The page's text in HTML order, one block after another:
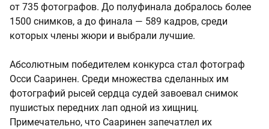
от 735 фотографов. До полуфинала добралось более
1500 снимков, а до финала — 589 кадров, среди
которых члены жюри и выбрали лучшие.
Абсолютным победителем конкурса стал фотограф
Осси Сааринен. Среди множества сделанных им
фотографий рысей сердца судей завоевал снимок
пушистых передних лап одной из хищниц.
Примечательно, что Сааринен запечатлел их